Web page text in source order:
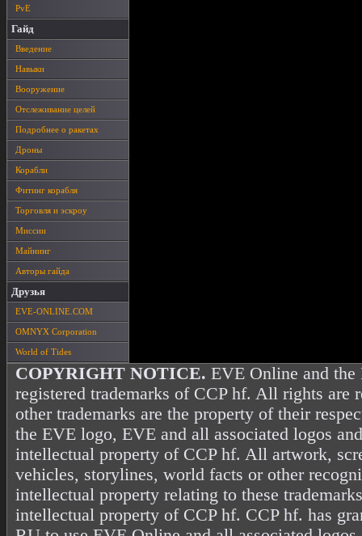
PvE
Гайд
Введение
Навыки
Вооружение
Отслеживание целей
Подробнее о ракетах
Дроны
Корабли
Фитинг корабля
Торговля и эскроу
Миссии
Майнинг
Авторы гайда
Друзья
EVE-ONLINE.COM
OMNYX Corporation
World of Tides
COPYRIGHT NOTICE. EVE Online and the
registered trademarks of CCP hf. All rights are
other trademarks are the property of their
the EVE logo, EVE and all associated logos
intellectual property of CCP hf. All artwork,
vehicles, storylines, world facts or other
intellectual property relating to these
intellectual property of CCP hf. CCP hf. has